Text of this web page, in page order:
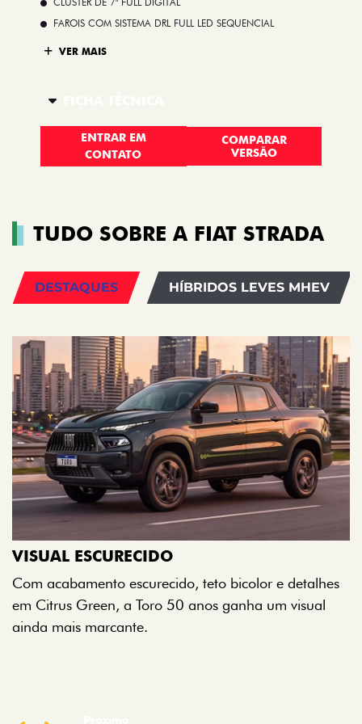
FAROIS COM SISTEMA DRL FULL LED SEQUENCIAL
VER MAIS
ENTRAR EM
CONTATO
COMPARAR
VERSÃO
TUDO SOBRE A FIAT STRADA
DESTAQUES HÍBRIDOS LEVES MHEV
ADESIVOS ESTILIZADOS
Os adesivos aplicados no capô e nas laterais
reforçam a identidade única dessa edição para lá de
comemorativa.